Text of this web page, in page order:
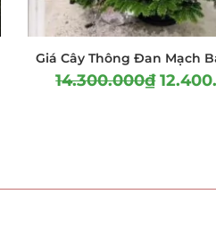
Giá Cây Thông Đan Mạch
14.300.000₫